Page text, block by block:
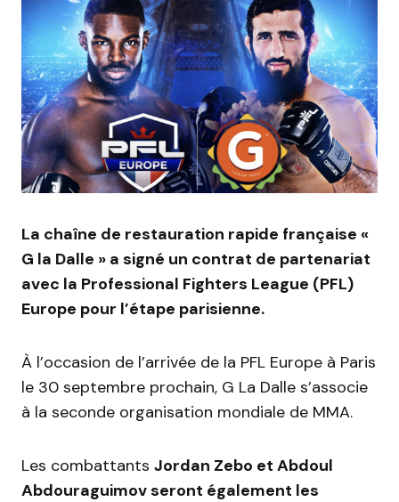
La chaîne de restauration rapide française «
G la Dalle » a signé un contrat de partenariat
avec la Professional Fighters League (PFL)
Europe pour l’étape parisienne.
À l’occasion de l’arrivée de la PFL Europe à Paris
le 30 septembre prochain, G La Dalle s’associe
à la seconde organisation mondiale de MMA.
Les combattants Jordan Zebo et Abdoul
Abdouraguimov seront également les